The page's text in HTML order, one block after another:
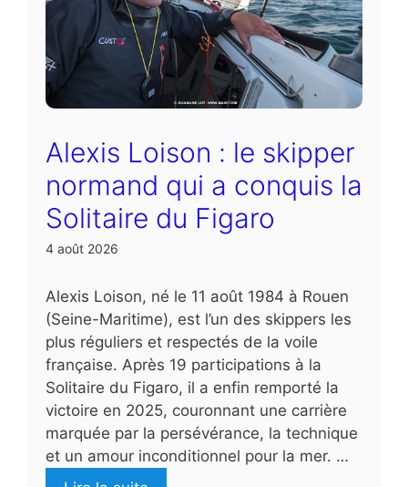
Alexis Loison : le skipper
normand qui a conquis la
Solitaire du Figaro
4 août 2026
Alexis Loison, né le 11 août 1984 à Rouen
(Seine-Maritime), est l’un des skippers les
plus réguliers et respectés de la voile
française. Après 19 participations à la
Solitaire du Figaro, il a enfin remporté la
victoire en 2025, couronnant une carrière
marquée par la persévérance, la technique
et un amour inconditionnel pour la mer. …